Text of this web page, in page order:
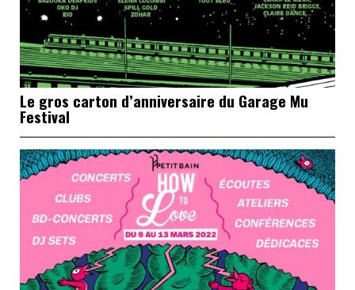
Le gros carton d’anniversaire du Garage Mu
Festival